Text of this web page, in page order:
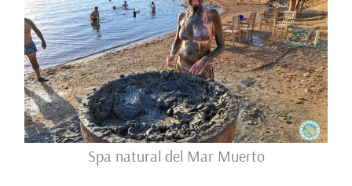
Spa natural del Mar Muerto